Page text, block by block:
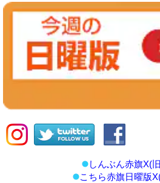
しんぶん赤旗X(
こちら赤旗日曜版